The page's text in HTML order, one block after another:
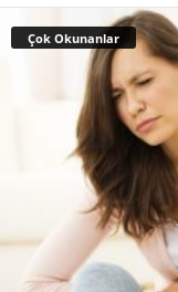
Çok Okunanlar